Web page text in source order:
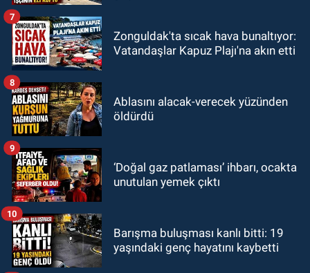
Zonguldak'ta sıcak hava bunaltıyor:
Vatandaşlar Kapuz Plajı'na akın etti
7
Ablasını alacak-verecek yüzünden
öldürdü
8
‘Doğal gaz patlaması’ ihbarı, ocakta
unutulan yemek çıktı
9
Barışma buluşması kanlı bitti: 19
yaşındaki genç hayatını kaybetti
10